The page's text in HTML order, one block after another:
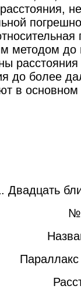
методом до
до более
в
Двадцать
Параллакс